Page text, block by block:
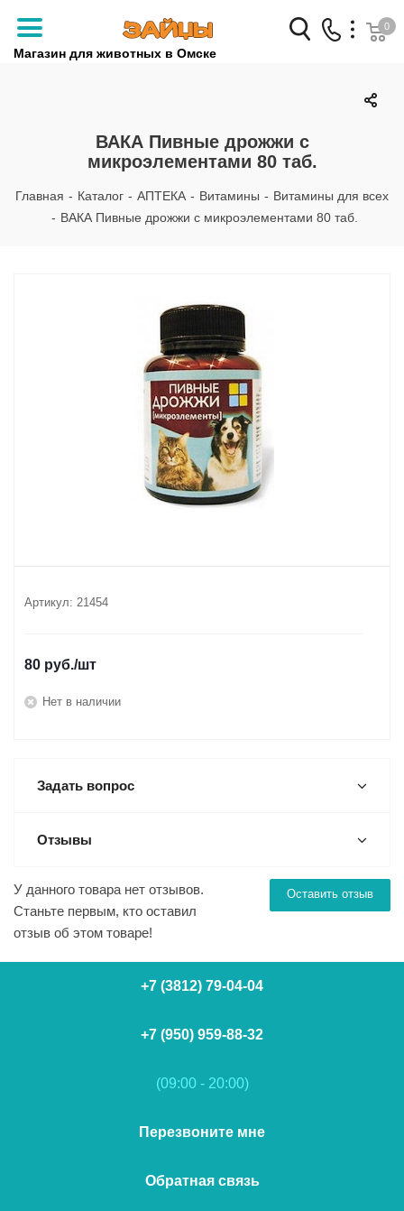
Магазин для животных в Омске
Заказать звонок
+7 (950) 959-88-32
0
ВАКА Пивные дрожжи с
микроэлементами 80 таб.
Главная - Каталог - АПТЕКА - Витамины - Витамины для всех
- ВАКА Пивные дрожжи с микроэлементами 80 таб.
Артикул: 21454
80 руб./шт
Нет в наличии
Задать вопрос
Отзывы
Оставить отзыв
У данного товара нет отзывов.
Станьте первым, кто оставил
отзыв об этом товаре!
+7 (3812) 79-04-04
+7 (950) 959-88-32
(09:00 - 20:00)
Перезвоните мне
Обратная связь